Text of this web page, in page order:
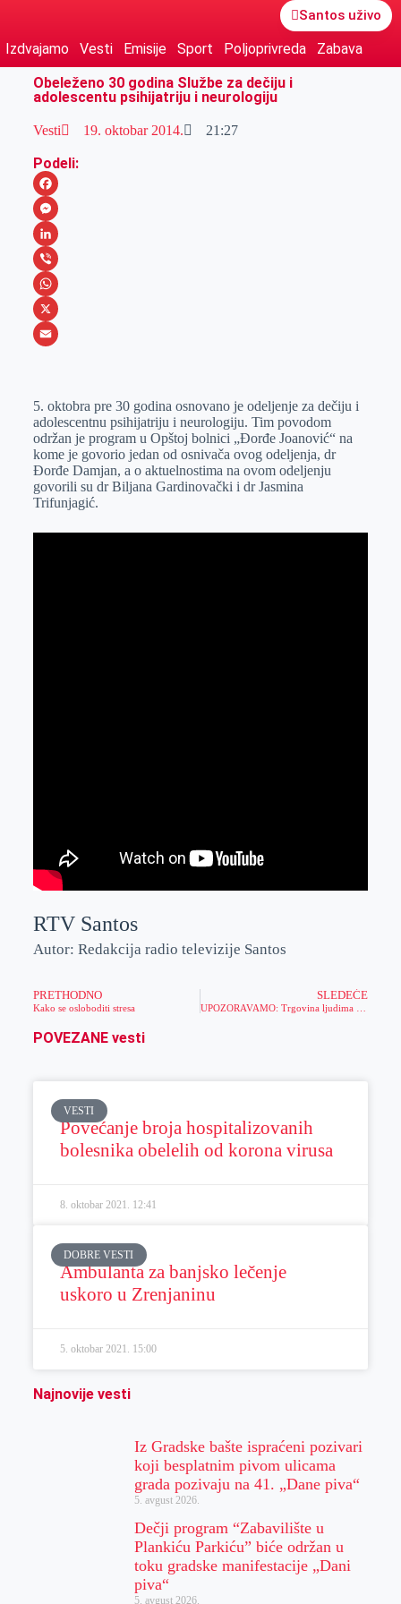
Santos uživo
Izdvajamo Vesti Emisije Sport Poljoprivreda
Zabava
Obeleženo 30 godina Službe za dečiju i
adolescentu psihijatriju i neurologiju
Vesti 19. oktobar 2014. 21:27
Podeli:
F
a
c
e
b
o
M
e
s
s
e
e
r
L
i
n
k
I
n
V
i
b
W
h
s
A
p
p
X
a
i
l
5. oktobra pre 30 godina osnovano je odeljenje za dečiju i
adolescentnu psihijatriju i neurologiju. Tim povodom
održan je program u Opštoj bolnici „Đorđe Joanović“ na
kome je govorio jedan od osnivača ovog odeljenja, dr
Đorđe Damjan, a o aktuelnostima na ovom odeljenju
govorili su dr Biljana Gardinovački i dr Jasmina
Trifunjagić.
RTV Santos
Autor: Redakcija radio televizije Santos
PRETHODNO
Kako se osloboditi stresa
SLEDEĆE
POVEZANE vesti
VESTI
Povećanje broja hospitalizovanih
bolesnika obelelih od korona virusa
8. oktobar 2021. 12:41
DOBRE VESTI
Ambulanta za banjsko lečenje
uskoro u Zrenjaninu
5. oktobar 2021. 15:00
Najnovije vesti
Iz Gradske bašte ispraćeni pozivari
koji besplatnim pivom ulicama
grada pozivaju na 41. „Dane piva“
5. avgust 2026.
Dečji program “Zabavilište u
Plankiću Parkiću” biće održan u
toku gradske manifestacije „Dani
piva“
5. avgust 2026.